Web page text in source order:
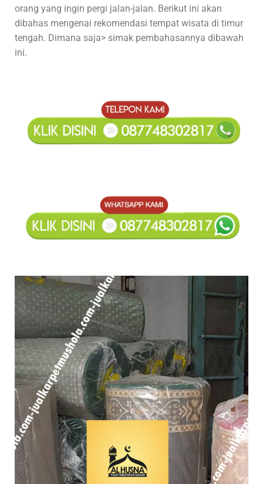
orang yang ingin pergi jalan-jalan. Berikut ini akan
dibahas mengenai rekomendasi tempat wisata di timur
tengah. Dimana saja> simak pembahasannya dibawah
ini.